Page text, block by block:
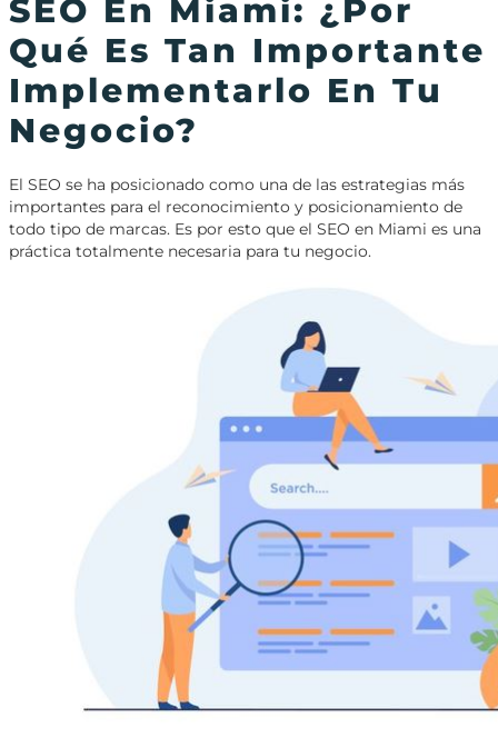
SEO En Miami: ¿por
Qué Es Tan Importante
Implementarlo En Tu
Negocio?
El SEO se ha posicionado como una de las estrategias más
importantes para el reconocimiento y posicionamiento de
todo tipo de marcas. Es por esto que el SEO en Miami es una
práctica totalmente necesaria para tu negocio.